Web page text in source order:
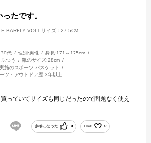
たです。
BARELY VOLT サイズ：27.5CM
30代 性別:男性 身長:171～175cm
ふつう 靴のサイズ:28cm
施のスポーツ:バスケット
ツ・アウトドア歴:3年以上
っていてサイズも同じだったので問題なく使え
参考になった 0 Like! 0